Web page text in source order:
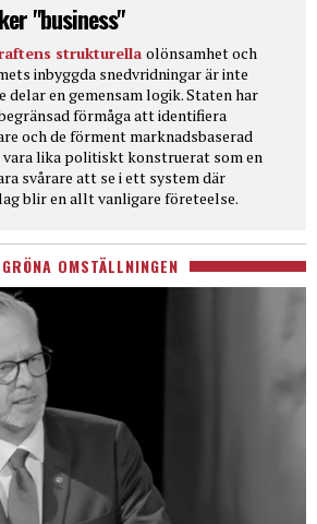
"business"
strukturella olönsamhet och
inbyggda snedvridningar är inte
delar en gemensam logik. Staten har
förmåga att identifiera
och de förment marknadsbaserad
vara lika politiskt konstruerat som en
svårare att se i ett system där
blir en allt vanligare företeelse.
OMSTÄLLNINGEN